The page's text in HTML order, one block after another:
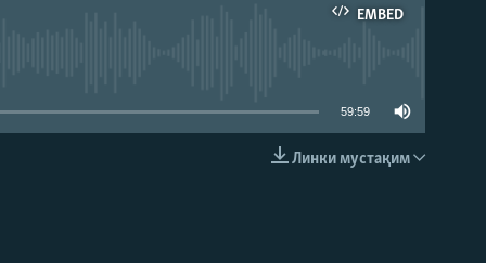
EMBED
EMBED
59:59
Линки мустақим